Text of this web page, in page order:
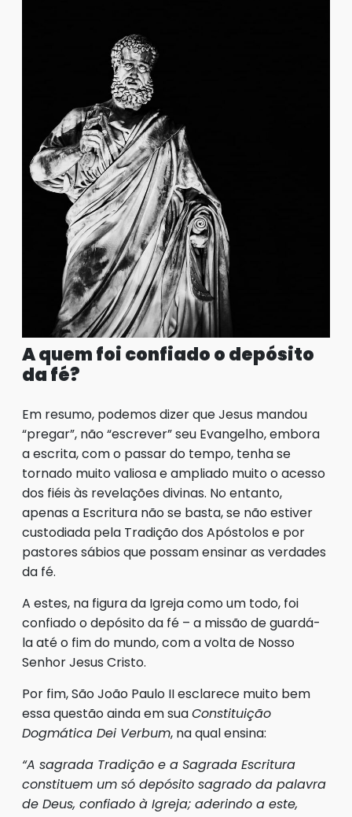
A quem foi confiado o depósito
da fé?
Em resumo, podemos dizer que Jesus mandou
“pregar”, não “escrever” seu Evangelho, embora
a escrita, com o passar do tempo, tenha se
tornado muito valiosa e ampliado muito o acesso
dos fiéis às revelações divinas. No entanto,
apenas a Escritura não se basta, se não estiver
custodiada pela Tradição dos Apóstolos e por
pastores sábios que possam ensinar as verdades
da fé.
A estes, na figura da Igreja como um todo, foi
confiado o depósito da fé – a missão de guardá-
la até o fim do mundo, com a volta de Nosso
Senhor Jesus Cristo.
Por fim, São João Paulo II esclarece muito bem
essa questão ainda em suaConstituição
Dogmática Dei Verbum, na qual ensina:
“A sagrada Tradição e a Sagrada Escritura
constituem um só depósito sagrado da palavra
de Deus, confiado à Igreja; aderindo a este,